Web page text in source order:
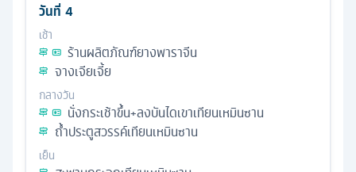
วันที่ 4
เช้า
ร้านผลิตภัณฑ์ยางพาราจีน
จางเจียเจี้ย
กลางวัน
นั่งกระเช้าขึ้น+ลงบันไดเขาเทียนเหมินซาน
ถ้ำประตูสวรรค์เทียนเหมินซาน
เย็น